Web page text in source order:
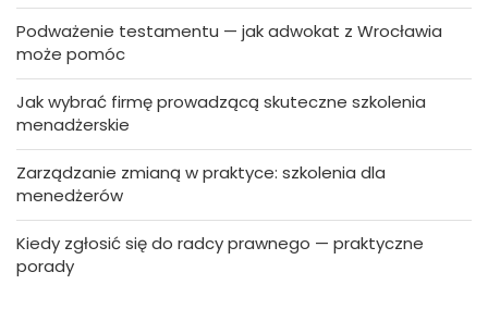
Podważenie testamentu — jak adwokat z Wrocławia
może pomóc
Jak wybrać firmę prowadzącą skuteczne szkolenia
menadżerskie
Zarządzanie zmianą w praktyce: szkolenia dla
menedżerów
Kiedy zgłosić się do radcy prawnego — praktyczne
porady